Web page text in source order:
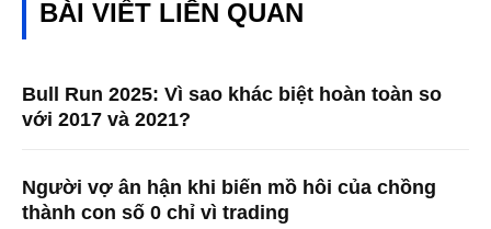
BÀI VIẾT LIÊN QUAN
Bull Run 2025: Vì sao khác biệt hoàn toàn so
với 2017 và 2021?
Người vợ ân hận khi biến mồ hôi của chồng
thành con số 0 chỉ vì trading